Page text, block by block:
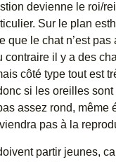
devienne le roi/
Sur le plan
que le chat n’est pas
contraire il y a des
côté type tout est
si les oreilles
assez rond, même
pas à la
partir jeunes,